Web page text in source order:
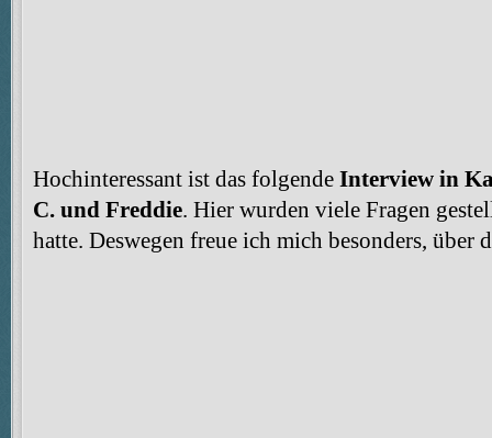
Hochinteressant ist das folgende Interview in
C. und Freddie. Hier wurden viele Fragen
hatte. Deswegen freue ich mich besonders, über